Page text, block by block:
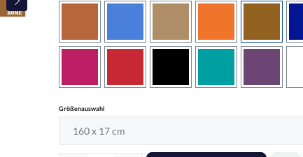
Größenauswahlauswählen